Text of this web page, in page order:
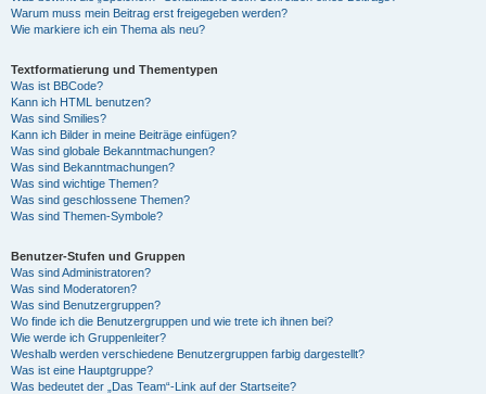
Warum muss mein Beitrag erst freigegeben werden?
Wie markiere ich ein Thema als neu?
Textformatierung und Thementypen
Was ist BBCode?
Kann ich HTML benutzen?
Was sind Smilies?
Kann ich Bilder in meine Beiträge einfügen?
Was sind globale Bekanntmachungen?
Was sind Bekanntmachungen?
Was sind wichtige Themen?
Was sind geschlossene Themen?
Was sind Themen-Symbole?
Benutzer-Stufen und Gruppen
Was sind Administratoren?
Was sind Moderatoren?
Was sind Benutzergruppen?
Wo finde ich die Benutzergruppen und wie trete ich ihnen bei?
Wie werde ich Gruppenleiter?
Weshalb werden verschiedene Benutzergruppen farbig dargestellt?
Was ist eine Hauptgruppe?
Was bedeutet der „Das Team“-Link auf der Startseite?